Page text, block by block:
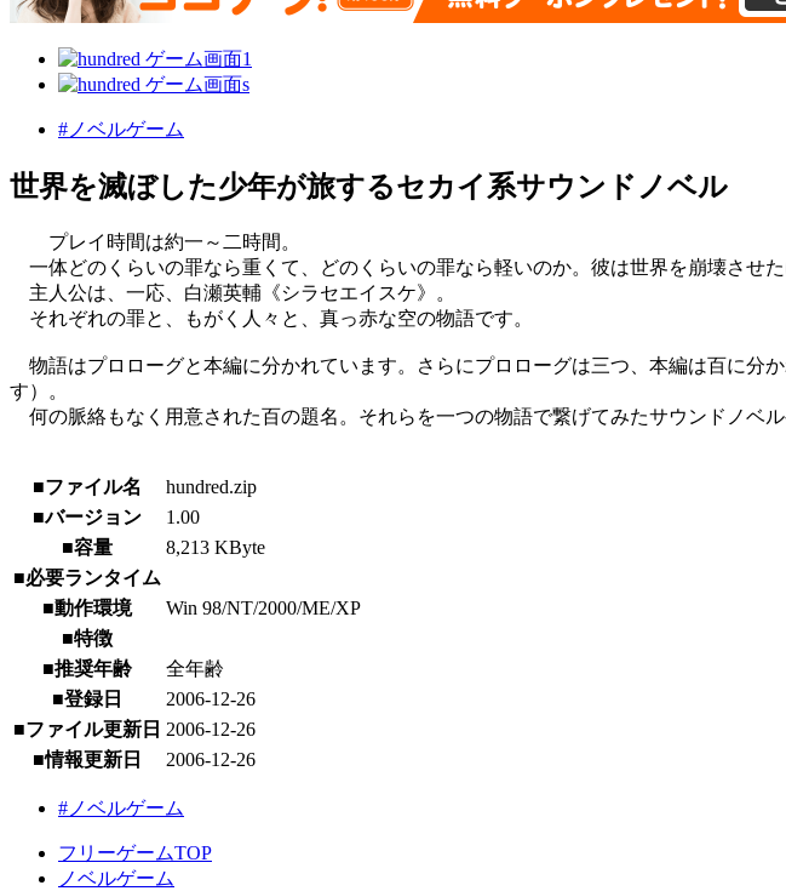
#ノベルゲーム
世界を滅ぼした少年が旅するセカイ系サウンドノベル
プレイ時間は約一～二時間。
一体どのくらいの罪なら重くて、どのくらいの罪なら軽いのか。彼は世界を崩壊させ
主人公は、一応、白瀬英輔《シラセエイスケ》。
それぞれの罪と、もがく人々と、真っ赤な空の物語です。
物語はプロローグと本編に分かれています。さらにプロローグは三つ、本編は百に分
す）。
何の脈絡もなく用意された百の題名。それらを一つの物語で繋げてみたサウンドノベル
■ファイル名
hundred.zip
■バージョン
1.00
■容量
8,213 KByte
■必要ランタイム
■動作環境
Win 98/NT/2000/ME/XP
■特徴
■推奨年齢
全年齢
■登録日
2006-12-26
■ファイル更新日 2006-12-26
■情報更新日
2006-12-26
#ノベルゲーム
フリーゲームTOP
ノベルゲーム